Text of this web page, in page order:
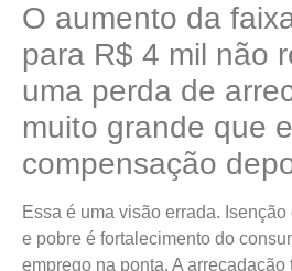
O aumento da
para R$ 4 mil não
uma perda de
muito grande que
compensação
Essa é uma visão errada.
e pobre é fortalecimento do
emprego na ponta. A arrecadação